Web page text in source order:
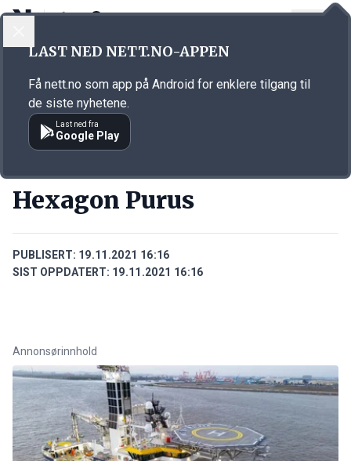
Annonsørinnhold
Hexagon Purus
PUBLISERT: 19.11.2021 16:16
SIST OPPDATERT: 19.11.2021 16:16
Annonsørinnhold
LAST NED NETT.NO-APPEN
Få nett.no som app på Android for enklere tilgang til
de siste nyhetene.
Last ned fra
Google Play